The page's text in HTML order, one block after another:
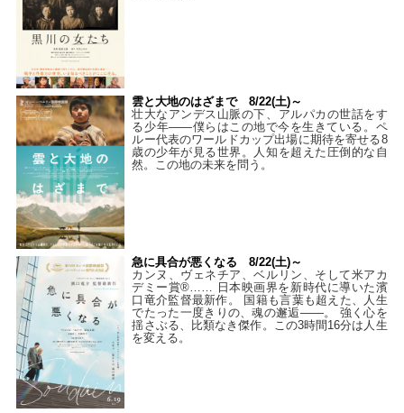
雲と大地のはざまで 8/22(土)～
壮大なアンデス山脈の下、アルパカの世話をす
る少年――僕らはこの地で今を生きている。ペ
ルー代表のワールドカップ出場に期待を寄せる8
歳の少年が見る世界。人知を超えた圧倒的な自
然。この地の未来を問う。
急に具合が悪くなる 8/22(土)～
カンヌ、ヴェネチア、ベルリン、そして米アカ
デミー賞®…… 日本映画界を新時代に導いた濱
口竜介監督最新作。 国籍も言葉も超えた、人生
でたった一度きりの、魂の邂逅――。 強く心を
揺さぶる、比類なき傑作。この3時間16分は人生
を変える。